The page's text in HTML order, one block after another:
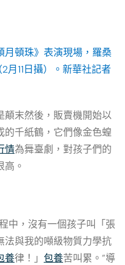
月頓珠》表演現場，羅桑
月11日攝）。新華社記者
顛末然後，販賣機開始以
千紙鶴，它們像金色蝗
情為舞臺劇，對孩子們的
。
中，沒有一個孩子叫「張
法與我的噸級物質力學抗
養律！」 包養苦叫累。”導